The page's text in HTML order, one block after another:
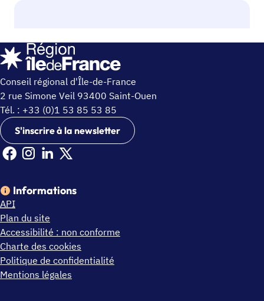
Conseil régional d'Île-de-France
2 rue Simone Veil 93400 Saint-Ouen
Tél. : +33 (0)1 53 85 53 85
S'inscrire à la newsletter
Facebook Ile de France (nouvelle fenêtre)
Instagram Ile de France (nouvelle fenêtre)
Linkedin Ile de France (nouvelle fenêtre)
X Ile de France (nouvelle fenêtre)
Informations
API
Plan du site
Accessibilité : non conforme
Charte des cookies
Politique de confidentialité
Mentions légales